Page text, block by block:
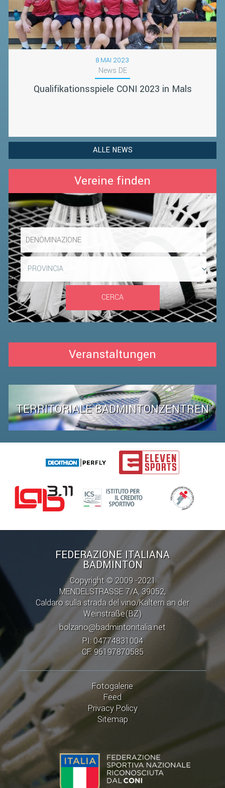
8 MAI 2023
News DE
Qualifikationsspiele CONI 2023 in Mals
ALLE NEWS
Vereine finden
Veranstaltungen
TERRITORIALE BADMINTONZENTREN
FEDERAZIONE ITALIANA
BADMINTON
Copyright © 2009 -2021
MENDELSTRASSE 7/A, 39052,
Caldaro sulla strada del vino/Kaltern an der
Weinstraße(BZ)
bolzano@badmintonitalia.net
PI: 04774831004
CF: 96197870585
Fotogalerie
Feed
Privacy Policy
Sitemap